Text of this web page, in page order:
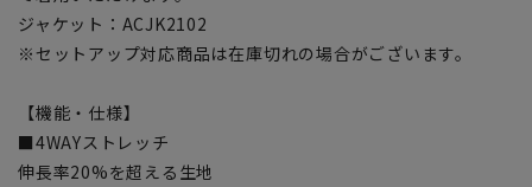
ジャケット：ACJK2102
※セットアップ対応商品は在庫切れの場合がございます。
【機能・仕様】
■4WAYストレッチ
伸長率20%を超える生地